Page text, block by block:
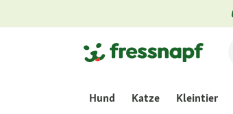
Hund Katze Kleintier